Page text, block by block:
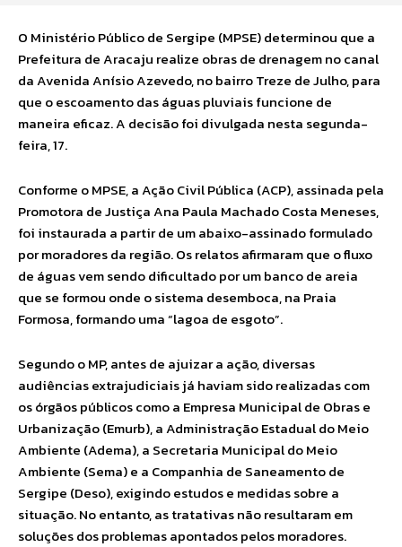
O Ministério Público de Sergipe (MPSE) determinou que a
Prefeitura de Aracaju realize obras de drenagem no canal
da Avenida Anísio Azevedo, no bairro Treze de Julho, para
que o escoamento das águas pluviais funcione de
maneira eficaz. A decisão foi divulgada nesta segunda-
feira, 17.
Conforme o MPSE, a Ação Civil Pública (ACP), assinada pela
Promotora de Justiça Ana Paula Machado Costa Meneses,
foi instaurada a partir de um abaixo-assinado formulado
por moradores da região. Os relatos afirmaram que o fluxo
de águas vem sendo dificultado por um banco de areia
que se formou onde o sistema desemboca, na Praia
Formosa, formando uma “lagoa de esgoto”.
Segundo o MP, antes de ajuizar a ação, diversas
audiências extrajudiciais já haviam sido realizadas com
os órgãos públicos como a Empresa Municipal de Obras e
Urbanização (Emurb), a Administração Estadual do Meio
Ambiente (Adema), a Secretaria Municipal do Meio
Ambiente (Sema) e a Companhia de Saneamento de
Sergipe (Deso), exigindo estudos e medidas sobre a
situação. No entanto, as tratativas não resultaram em
soluções dos problemas apontados pelos moradores.